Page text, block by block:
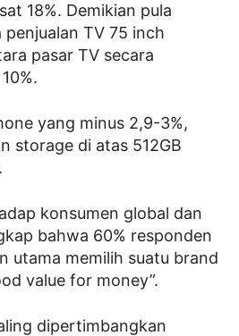
18%. Demikian pula
penjualan TV 75 inch
pasar TV secara
yang minus 2,9-3%,
storage di atas 512GB
konsumen global dan
bahwa 60% responden
utama memilih suatu brand
value for money”.
dipertimbangkan